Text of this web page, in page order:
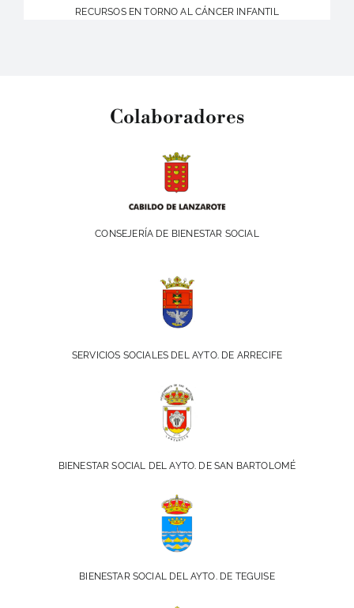
RECURSOS EN TORNO AL CÁNCER INFANTIL
Colaboradores
CONSEJERÍA DE BIENESTAR SOCIAL
SERVICIOS SOCIALES DEL AYTO. DE ARRECIFE
BIENESTAR SOCIAL DEL AYTO. DE SAN BARTOLOMÉ
BIENESTAR SOCIAL DEL AYTO. DE TEGUISE